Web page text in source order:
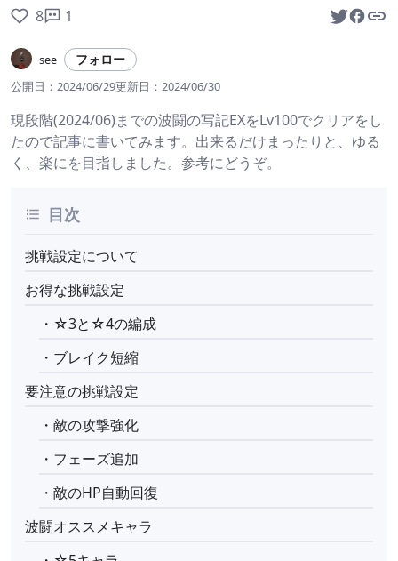
8 1
see フォロー
公開日： 2024/06/29更新日： 2024/06/30
現段階(2024/06)までの波闘の写記EXをLv100でクリアをし
たので記事に書いてみます。出来るだけまったりと、ゆる
く、楽にを目指しました。参考にどうぞ。
目次
挑戦設定について
お得な挑戦設定
・☆3と☆4の編成
・ブレイク短縮
要注意の挑戦設定
・敵の攻撃強化
・フェーズ追加
・敵のHP自動回復
波闘オススメキャラ